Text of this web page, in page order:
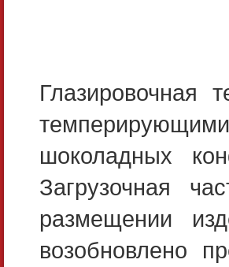
Глазировочная
шоколадных
Загрузочная
размещении
возобновлено